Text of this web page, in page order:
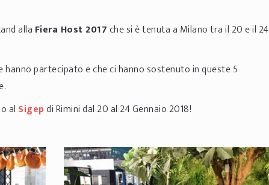
alla Fiera Host 2017che si è tenuta a Milano tra il 20 e il 24
partecipato e che ci hanno sostenuto in queste 5
al Sigepdi Rimini dal 20 al 24 Gennaio 2018!